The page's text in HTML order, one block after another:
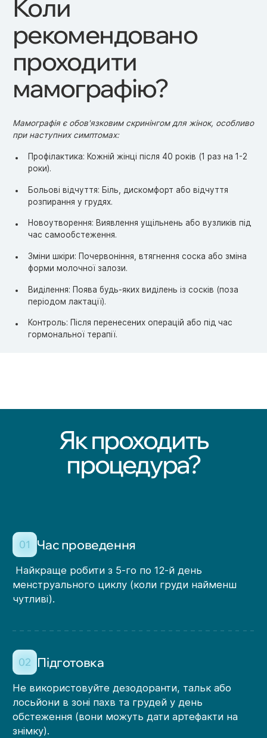
Коли
рекомендовано
проходити
мамографію?
Мамографія є обов'язковим скринінгом для жінок, особливо
при наступних симптомах:
Профілактика: Кожній жінці після 40 років (1 раз на 1-2
роки).
Больові відчуття: Біль, дискомфорт або відчуття
розпирання у грудях.
Новоутворення: Виявлення ущільнень або вузликів під
час самообстеження.
Зміни шкіри: Почервоніння, втягнення соска або зміна
форми молочної залози.
Виділення: Поява будь-яких виділень із сосків (поза
періодом лактації).
Контроль: Після перенесених операцій або під час
гормональної терапії.
Як проходить
процедура?
01 Час проведення
Найкраще робити з 5-го по 12-й день
менструального циклу (коли груди найменш
чутливі).
02 Підготовка
Не використовуйте дезодоранти, тальк або
лосьйони в зоні пахв та грудей у день
обстеження (вони можуть дати артефакти на
знімку).